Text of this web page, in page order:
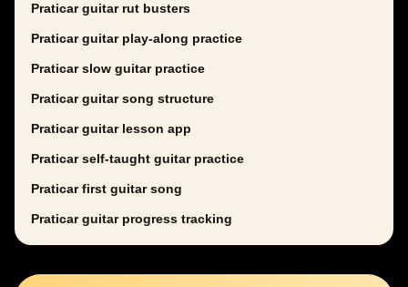
Praticar guitar rut busters
Praticar guitar play-along practice
Praticar slow guitar practice
Praticar guitar song structure
Praticar guitar lesson app
Praticar self-taught guitar practice
Praticar first guitar song
Praticar guitar progress tracking